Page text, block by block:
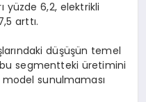
yüzde 6,2, elektrikli
arttı.
düşüşün temel
segmentteki üretimini
sunulmaması